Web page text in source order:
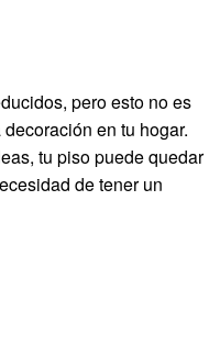
pero esto no es
en tu hogar.
tu piso puede quedar
de tener un